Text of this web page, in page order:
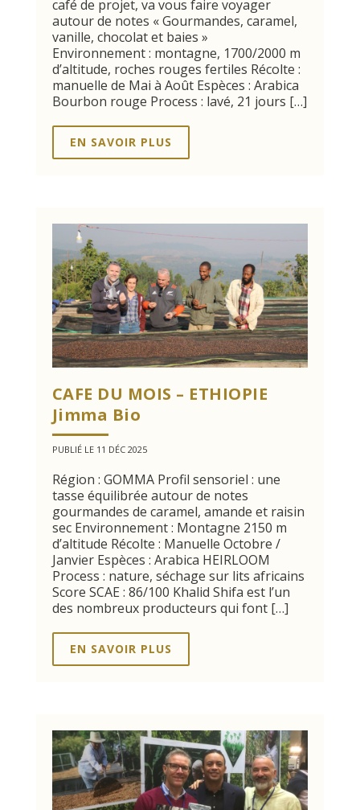
café de projet, va vous faire voyager
autour de notes « Gourmandes, caramel,
vanille, chocolat et baies »
Environnement : montagne, 1700/2000 m
d’altitude, roches rouges fertiles Récolte :
manuelle de Mai à Août Espèces : Arabica
Bourbon rouge Process : lavé, 21 jours […]
EN SAVOIR PLUS
CAFE DU MOIS – ETHIOPIE
Jimma Bio
PUBLIÉ LE 11 DÉC 2025
Région : GOMMA Profil sensoriel : une
tasse équilibrée autour de notes
gourmandes de caramel, amande et raisin
sec Environnement : Montagne 2150 m
d’altitude Récolte : Manuelle Octobre /
Janvier Espèces : Arabica HEIRLOOM
Process : nature, séchage sur lits africains
Score SCAE : 86/100 Khalid Shifa est l’un
des nombreux producteurs qui font […]
EN SAVOIR PLUS